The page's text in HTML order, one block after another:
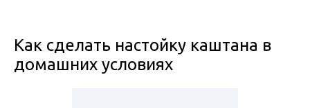
Как сделать настойку каштана в
домашних условиях